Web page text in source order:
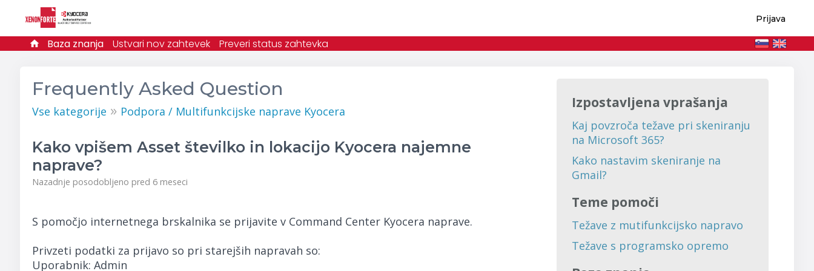
Prijava
Baza znanja Ustvari nov zahtevek Preveri status zahtevka
Frequently Asked Question
Vse kategorije » Podpora / Multifunkcijske naprave Kyocera
Kako vpišem Asset številko in lokacijo Kyocera najemne
naprave?
Nazadnje posodobljeno pred 6 meseci
S pomočjo internetnega brskalnika se prijavite v Command Center Kyocera naprave.
Privzeti podatki za prijavo so pri starejših napravah so:
Uporabnik: Admin
Izpostavljena vprašanja
Kaj povzroča težave pri skeniranju
na Microsoft 365?
Kako nastavim skeniranje na
Gmail?
Teme pomoči
Težave z mutifunkcijsko napravo
Težave s programsko opremo